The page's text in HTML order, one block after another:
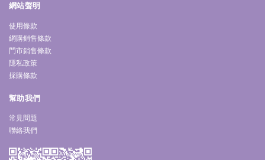
網站聲明
使用條款
網購銷售條款
門市銷售條款
隱私政策
採購條款
幫助我們
常見問題
聯絡我們